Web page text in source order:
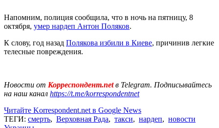
Напомним, полиция сообщила, что в ночь на пятницу, 8
октября, умер нардеп Антон Поляков.
К слову, год назад Полякова избили в Киеве, причинив легкие
телесные повреждения.
Новости от Корреспондент.netв Telegram. Подписывайтесь
на наш канал https://t.me/korrespondentnet
Читайте Korrespondent.net в Google News
ТЕГИ: смерть, Верховная Рада, такси, нардеп, новости